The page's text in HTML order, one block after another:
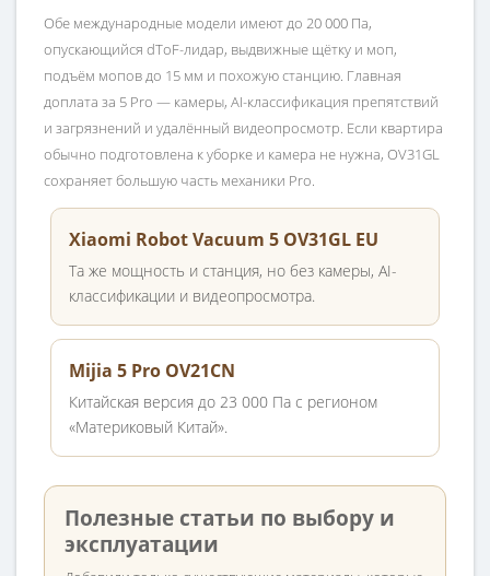
Обе международные модели имеют до 20 000 Па,
опускающийся dToF-лидар, выдвижные щётку и моп,
подъём мопов до 15 мм и похожую станцию. Главная
доплата за 5 Pro — камеры, AI-классификация препятствий
и загрязнений и удалённый видеопросмотр. Если квартира
обычно подготовлена к уборке и камера не нужна, OV31GL
сохраняет большую часть механики Pro.
Xiaomi Robot Vacuum 5 OV31GL EU
Та же мощность и станция, но без камеры, AI-
классификации и видеопросмотра.
Mijia 5 Pro OV21CN
Китайская версия до 23 000 Па с регионом
«Материковый Китай».
Полезные статьи по выбору и
эксплуатации